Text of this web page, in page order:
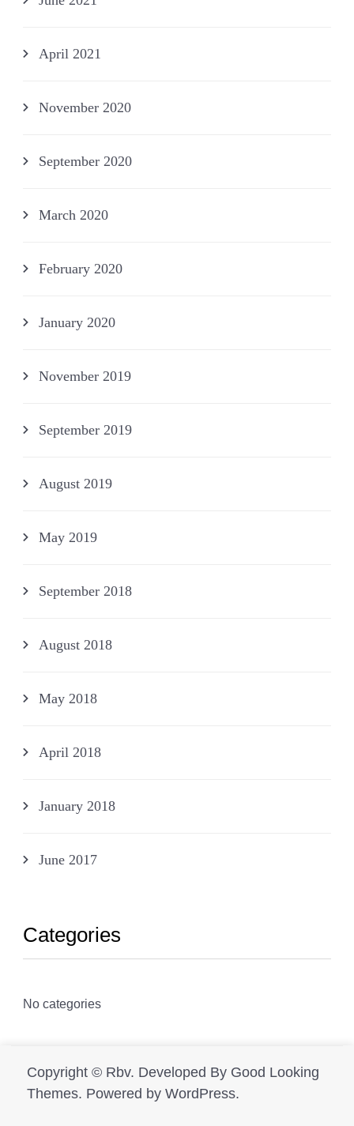
April 2021
November 2020
September 2020
March 2020
February 2020
January 2020
November 2019
September 2019
August 2019
May 2019
September 2018
August 2018
May 2018
April 2018
January 2018
June 2017
Categories
No categories
Copyright © Rbv. Developed By Good Looking
Themes. Powered by WordPress.